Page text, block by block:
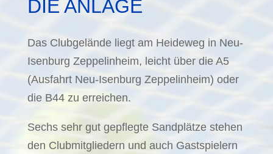
DIE ANLAGE
Das Clubgelände liegt am Heideweg in Neu-
Isenburg Zeppelinheim, leicht über die A5
(Ausfahrt Neu-Isenburg Zeppelinheim) oder
die B44 zu erreichen.
Sechs sehr gut gepflegte Sandplätze stehen
den Clubmitgliedern und auch Gastspielern